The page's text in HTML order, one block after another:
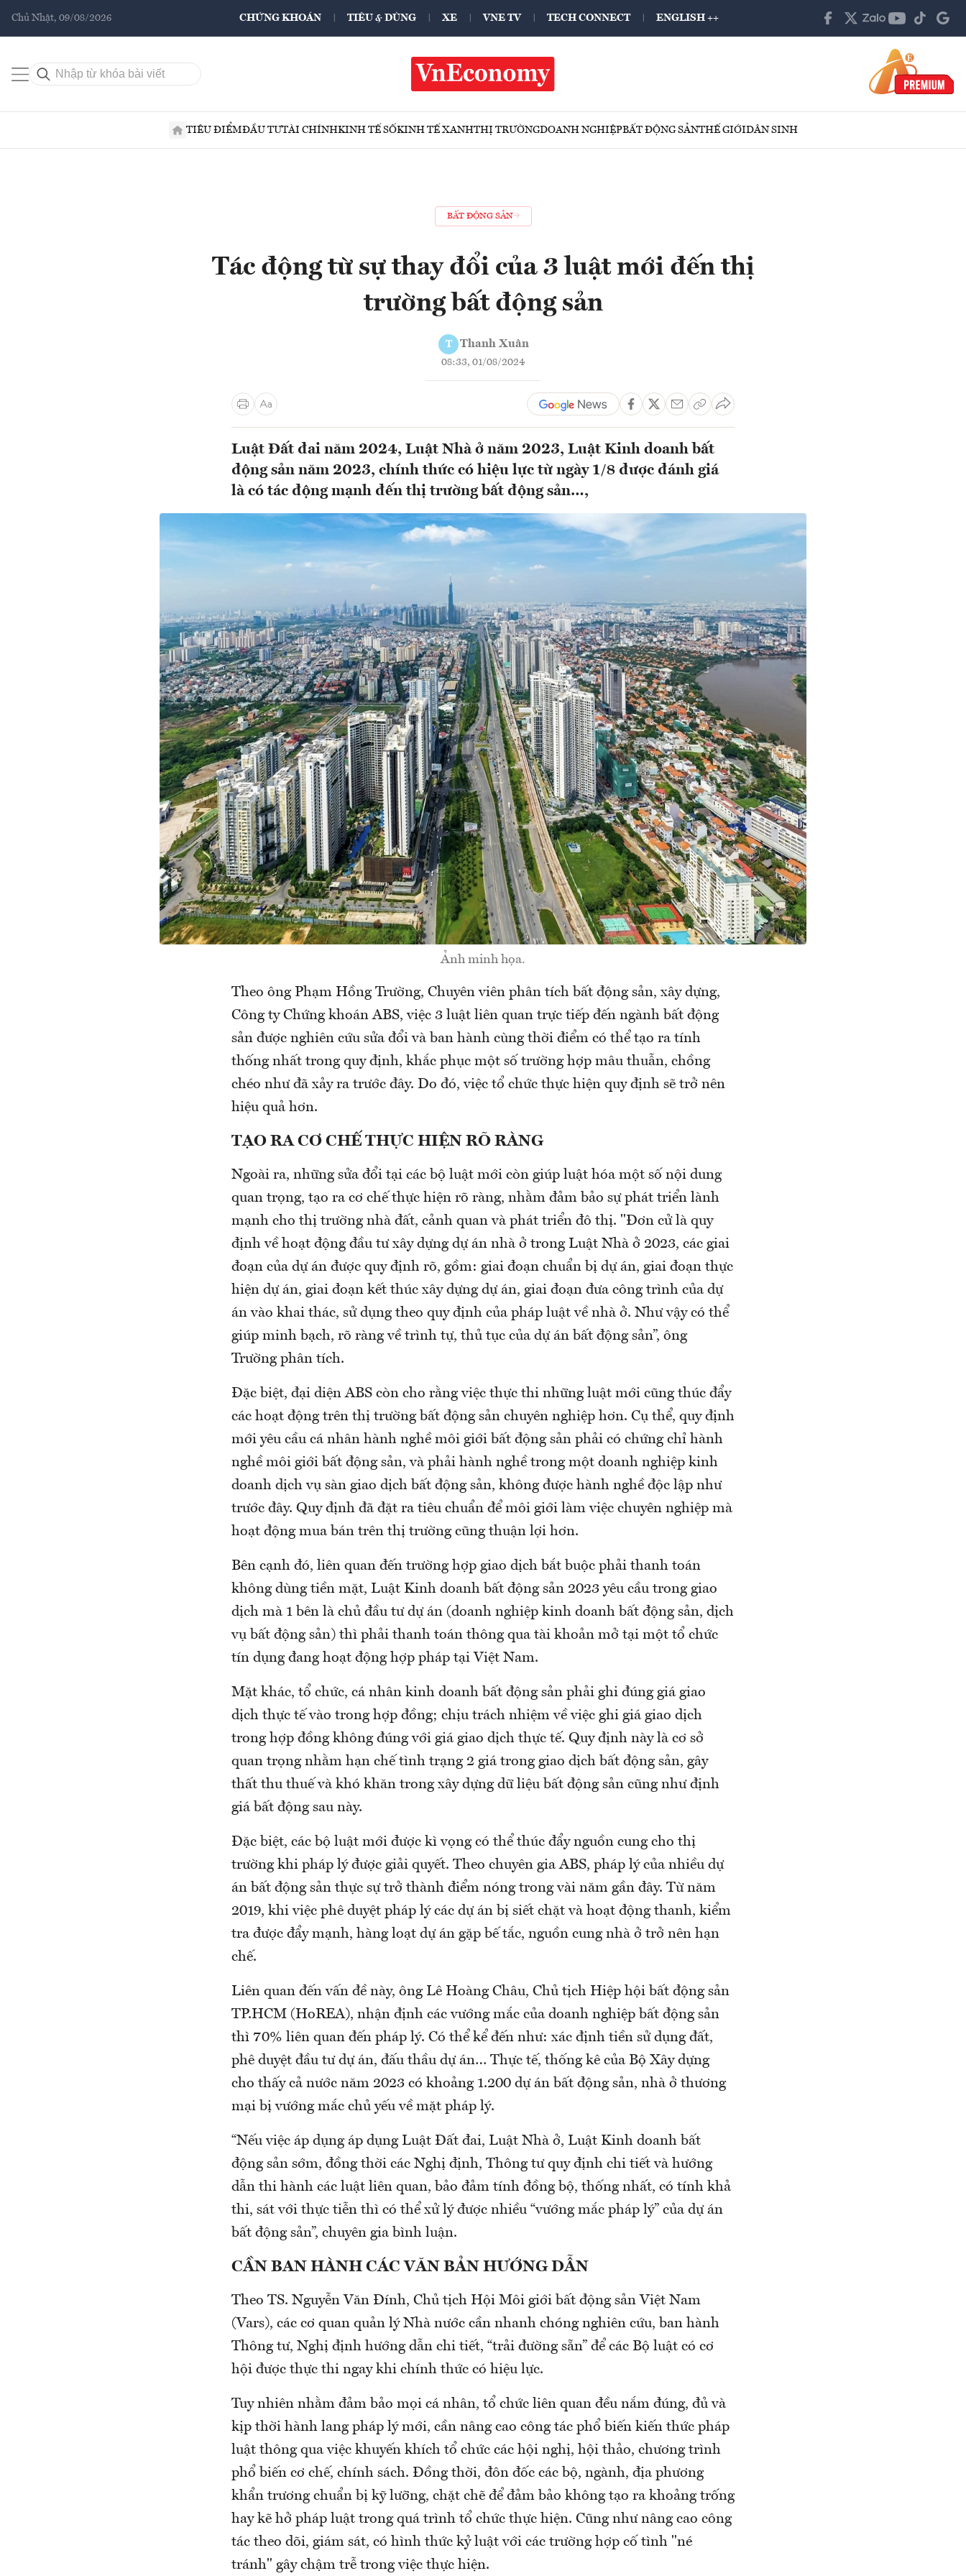
Chủ Nhật, 09/08/2026 CHỨNG KHOÁN TIÊU & DÙNG XE VNE TV TECH CONNECT ENGLISH ++
TIÊU ĐIỂMĐẦU TƯTÀI CHÍNHKINH TẾ SỐKINH TẾ XANHTHỊ TRƯỜNGDOANH NGHIỆPBẤT ĐỘNG SẢNTHẾ GIỚIDÂN SINH
BẤT ĐỘNG SẢN
Tác động từ sự thay đổi của 3 luật mới đến thị
trường bất động sản
T Thanh Xuân
08:33, 01/08/2024
Luật Đất đai năm 2024, Luật Nhà ở năm 2023, Luật Kinh doanh bất
động sản năm 2023, chính thức có hiệu lực từ ngày 1/8 được đánh giá
là có tác động mạnh đến thị trường bất động sản…,
Ảnh minh họa.
Theo ông Phạm Hồng Trường, Chuyên viên phân tích bất động sản, xây dựng,
Công ty Chứng khoán ABS, việc 3 luật liên quan trực tiếp đến ngành bất động
sản được nghiên cứu sửa đổi và ban hành cùng thời điểm có thể tạo ra tính
thống nhất trong quy định, khắc phục một số trường hợp mâu thuẫn, chồng
chéo như đã xảy ra trước đây. Do đó, việc tổ chức thực hiện quy định sẽ trở nên
hiệu quả hơn.
TẠO RA CƠ CHẾ THỰC HIỆN RÕ RÀNG
Ngoài ra, những sửa đổi tại các bộ luật mới còn giúp luật hóa một số nội dung
quan trọng, tạo ra cơ chế thực hiện rõ ràng, nhằm đảm bảo sự phát triển lành
mạnh cho thị trường nhà đất, cảnh quan và phát triển đô thị. "Đơn cử là quy
định về hoạt động đầu tư xây dựng dự án nhà ở trong Luật Nhà ở 2023, các giai
đoạn của dự án được quy định rõ, gồm: giai đoạn chuẩn bị dự án, giai đoạn thực
hiện dự án, giai đoạn kết thúc xây dựng dự án, giai đoạn đưa công trình của dự
án vào khai thác, sử dụng theo quy định của pháp luật về nhà ở. Như vậy có thể
giúp minh bạch, rõ ràng về trình tự, thủ tục của dự án bất động sản”, ông
Trường phân tích.
Đặc biệt, đại diện ABS còn cho rằng việc thực thi những luật mới cũng thúc đẩy
các hoạt động trên thị trường bất động sản chuyên nghiệp hơn. Cụ thể, quy định
mới yêu cầu cá nhân hành nghề môi giới bất động sản phải có chứng chỉ hành
nghề môi giới bất động sản, và phải hành nghề trong một doanh nghiệp kinh
doanh dịch vụ sàn giao dịch bất động sản, không được hành nghề độc lập như
trước đây. Quy định đã đặt ra tiêu chuẩn để môi giới làm việc chuyên nghiệp mà
hoạt động mua bán trên thị trường cũng thuận lợi hơn.
Bên cạnh đó, liên quan đến trường hợp giao dịch bắt buộc phải thanh toán
không dùng tiền mặt, Luật Kinh doanh bất động sản 2023 yêu cầu trong giao
dịch mà 1 bên là chủ đầu tư dự án (doanh nghiệp kinh doanh bất động sản, dịch
vụ bất động sản) thì phải thanh toán thông qua tài khoản mở tại một tổ chức
tín dụng đang hoạt động hợp pháp tại Việt Nam.
Mặt khác, tổ chức, cá nhân kinh doanh bất động sản phải ghi đúng giá giao
dịch thực tế vào trong hợp đồng; chịu trách nhiệm về việc ghi giá giao dịch
trong hợp đồng không đúng với giá giao dịch thực tế. Quy định này là cơ sở
quan trọng nhằm hạn chế tình trạng 2 giá trong giao dịch bất động sản, gây
thất thu thuế và khó khăn trong xây dựng dữ liệu bất động sản cũng như định
giá bất động sau này.
Đặc biệt, các bộ luật mới được kì vọng có thể thúc đẩy nguồn cung cho thị
trường khi pháp lý được giải quyết. Theo chuyên gia ABS, pháp lý của nhiều dự
án bất động sản thực sự trở thành điểm nóng trong vài năm gần đây. Từ năm
2019, khi việc phê duyệt pháp lý các dự án bị siết chặt và hoạt động thanh, kiểm
tra được đẩy mạnh, hàng loạt dự án gặp bế tắc, nguồn cung nhà ở trở nên hạn
chế.
Liên quan đến vấn đề này, ông Lê Hoàng Châu, Chủ tịch Hiệp hội bất động sản
TP.HCM (HoREA), nhận định các vướng mắc của doanh nghiệp bất động sản
thì 70% liên quan đến pháp lý. Có thể kể đến như: xác định tiền sử dụng đất,
phê duyệt đầu tư dự án, đấu thầu dự án… Thực tế, thống kê của Bộ Xây dựng
cho thấy cả nước năm 2023 có khoảng 1.200 dự án bất động sản, nhà ở thương
mại bị vướng mắc chủ yếu về mặt pháp lý.
“Nếu việc áp dụng áp dụng Luật Đất đai, Luật Nhà ở, Luật Kinh doanh bất
động sản sớm, đồng thời các Nghị định, Thông tư quy định chi tiết và hướng
dẫn thi hành các luật liên quan, bảo đảm tính đồng bộ, thống nhất, có tính khả
thi, sát với thực tiễn thì có thể xử lý được nhiều “vướng mắc pháp lý” của dự án
bất động sản”, chuyên gia bình luận.
CẦN BAN HÀNH CÁC VĂN BẢN HƯỚNG DẪN
Theo TS. Nguyễn Văn Đính, Chủ tịch Hội Môi giới bất động sản Việt Nam
(Vars), các cơ quan quản lý Nhà nước cần nhanh chóng nghiên cứu, ban hành
Thông tư, Nghị định hướng dẫn chi tiết, “trải đường sẵn” để các Bộ luật có cơ
hội được thực thi ngay khi chính thức có hiệu lực.​
Tuy nhiên nhằm đảm bảo mọi cá nhân, tổ chức liên quan đều nắm đúng, đủ và
kịp thời hành lang pháp lý mới, cần nâng cao công tác phổ biến kiến thức pháp
luật thông qua việc khuyến khích tổ chức các hội nghị, hội thảo, chương trình
phổ biến cơ chế, chính sách. Đồng thời, đôn đốc các bộ, ngành, địa phương
khẩn trương chuẩn bị kỹ lưỡng, chặt chẽ để đảm bảo không tạo ra khoảng trống
hay kẽ hở pháp luật trong quá trình tổ chức thực hiện. Cũng như nâng cao công
tác theo dõi, giám sát, có hình thức kỷ luật với các trường hợp cố tình "né
tránh" gây chậm trễ trong việc thực hiện.​